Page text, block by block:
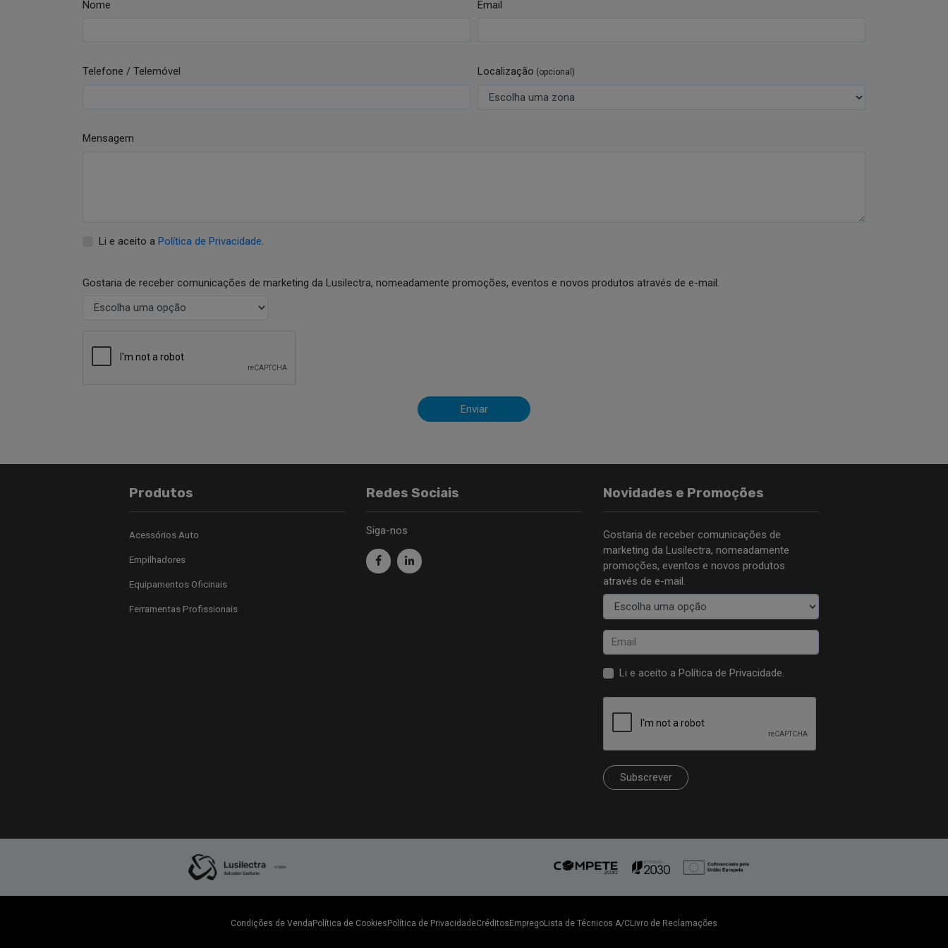
Nome Email
Telefone / Telemóvel Localização (opcional)
Mensagem
Li e aceito a Política de Privacidade.
Gostaria de receber comunicações de marketing da Lusilectra, nomeadamente promoções, eventos e novos produtos através de e-mail.
Enviar
Produtos
Acessórios Auto
Empilhadores
Equipamentos Oficinais
Ferramentas Profissionais
Redes Sociais
Siga-nos
Novidades e Promoções
Gostaria de receber comunicações de
marketing da Lusilectra, nomeadamente
promoções, eventos e novos produtos
através de e-mail.
Li e aceito a Política de Privacidade.
Subscrever
Condições de Venda Política de Cookies Política de PrivacidadeCréditos EmpregoLista de Técnicos A/CLivro de Reclamações